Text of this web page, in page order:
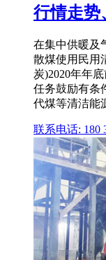
行情走势
在集中供暖及
散煤使用民用
炭)2020年年
任务鼓励有条
代煤等清洁能
联系电话: 180